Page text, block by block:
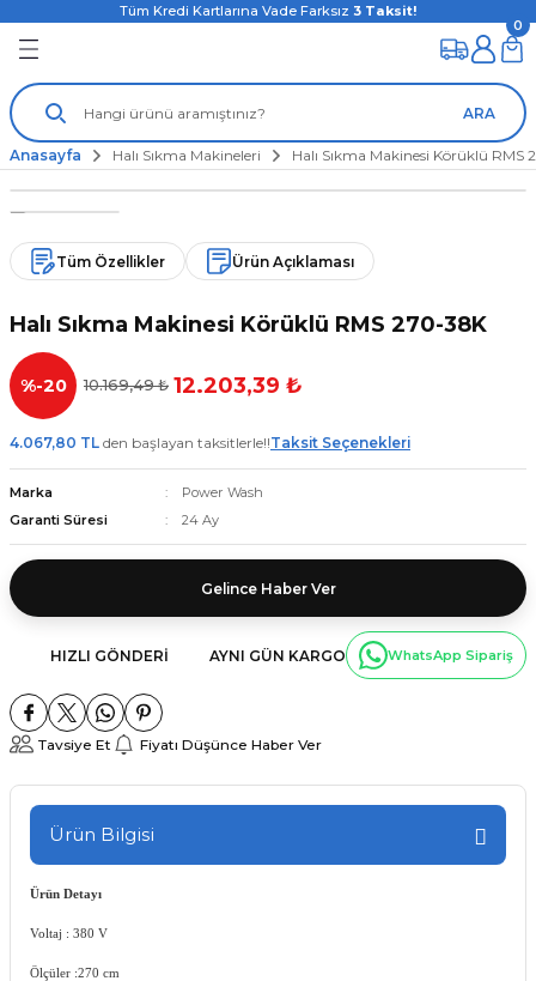
Tüm Kredi Kartlarına Vade Farksız 3 Taksit!
ARA
0
Anasayfa Halı Sıkma Makineleri Halı Sıkma Makinesi Körüklü RMS
Tüm Özellikler Ürün Açıklaması
Halı Sıkma Makinesi Körüklü RMS 270-38K
%-20 10.169,49 ₺ 12.203,39 ₺
4.067,80 TL den başlayan taksitlerle!!Taksit Seçenekleri
Marka
Power Wash
Garanti Süresi
24 Ay
Gelince Haber Ver
HIZLI GÖNDERI AYNI GÜN KARGO WhatsApp Sipariş
Tavsiye Et Fiyatı Düşünce Haber Ver
Ürün Bilgisi
Ürün Detayı
Voltaj : 380 V
Ölçüler :270 cm